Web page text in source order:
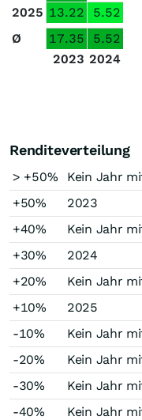
2025 13.22
5.52
Ø
17.35
5.52
2023 2024
Renditeverteilung
> +50%
Kein Jahr
+50%
2023
+40%
Kein Jahr
+30%
2024
+20%
Kein Jahr
+10%
2025
-10%
Kein Jahr
-20%
Kein Jahr
-30%
Kein Jahr
-40%
Kein Jahr